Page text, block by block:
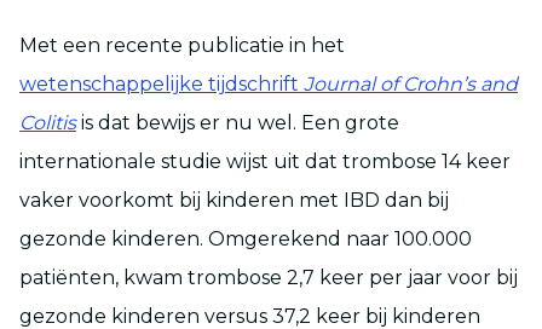
Met een recente publicatie in het
wetenschappelijke tijdschrift Journal of Crohn’s and
Colitisis dat bewijs er nu wel. Een grote
internationale studie wijst uit dat trombose 14 keer
vaker voorkomt bij kinderen met IBD dan bij
gezonde kinderen. Omgerekend naar 100.000
patiënten, kwam trombose 2,7 keer per jaar voor bij
gezonde kinderen versus 37,2 keer bij kinderen